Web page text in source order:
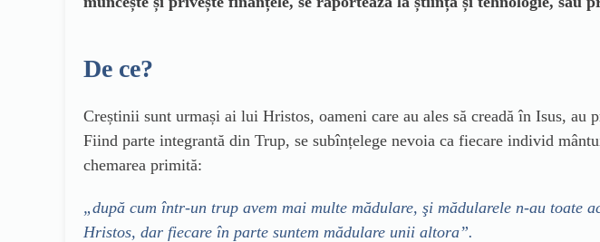
De ce?
Creștinii sunt urmași ai lui Hristos, oameni care au ales să creadă în Isus,
Fiind parte integrantă din Trup, se subînțelege nevoia ca fiecare individ
chemarea primită:
„după cum într-un trup avem mai multe mădulare, şi mădularele n-au toate
Hristos, dar fiecare în parte suntem mădulare unii altora”.